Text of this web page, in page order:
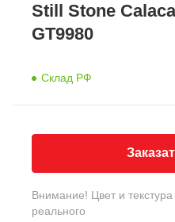
Still Stone
GT9980
Склад РФ
Внимание! Цвет и текстура
реального